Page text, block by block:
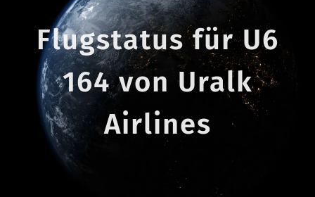
Flugstatus für U6
164 von Uralk
Airlines